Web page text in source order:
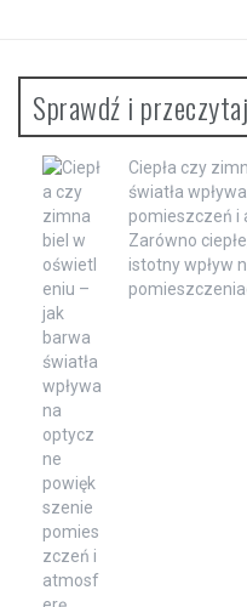
Sprawdź i przeczytaj
Ciepła czy
światła
pomieszczeń i
Zarówno
istotny wpływ